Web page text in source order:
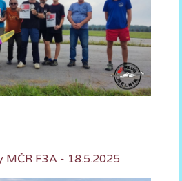
MČR F3A - 18.5.2025